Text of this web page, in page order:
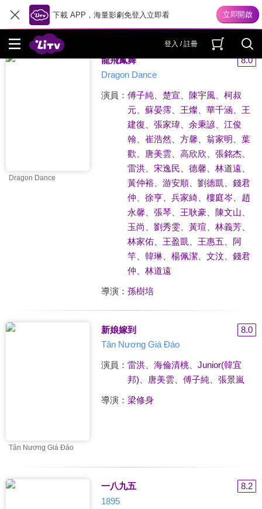
下載 APP，海量影劇免登入立即看
登入 / 註冊
搜尋 " 唐美雲"
共 4 筆結果
Dragon Dance
龍飛鳳舞
8.0
Dragon Dance
演員： 傅子純、 楚宣 陳宇風、 柯叔
元、 蘇晏霈、 王燦、 華千涵
王
建復
張家瑋、 余秉諺、 江俊
翰
崔浩然 方馨 翁家明
葉
歡
唐美雲、 高欣欣 張銘杰、
雷洪、 宋逸民 德馨 林道遠
黃仲裕、 游安順、 劉德凱
錢君
仲
徐亨、 兵家綺、 樓庭岑
趙
永馨
張琴 王耿豪 陳文山
玉尚
劉秀雯、 黃瑄 林義芳、
林家佑、 王盈凱 王惠五
阿
竿、 韓琳、 楊佩潔、 文汶
錢君
仲
林道遠
導演： 孫樹培
Tân Nương Giá Đáo‬
新娘嫁到
8.0
Tân Nương Giá Đáo‬
演員： 雷洪、 海倫清桃、 Junior(韓宜
邦)
唐美雲、 傅子純、 張景嵐
導演： 梁修身
一八九五
8.2
1895